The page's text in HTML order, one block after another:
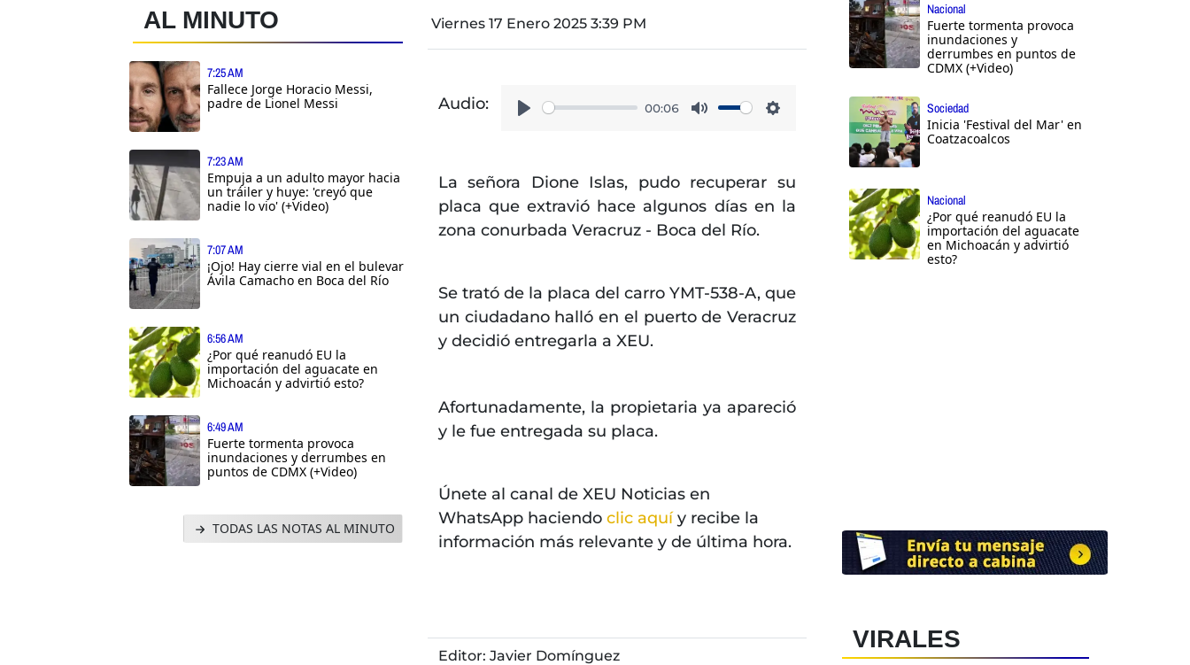
AL MINUTO
7:25 AM
Fallece Jorge Horacio Messi,
padre de Lionel Messi
7:23 AM
Empuja a un adulto mayor hacia
un tráiler y huye: 'creyó que
nadie lo vio' (+Video)
7:07 AM
¡Ojo! Hay cierre vial en el bulevar
Ávila Camacho en Boca del Río
6:56 AM
¿Por qué reanudó EU la
importación del aguacate en
Michoacán y advirtió esto?
6:49 AM
Fuerte tormenta provoca
inundaciones y derrumbes en
puntos de CDMX (+Video)
TODAS LAS NOTAS AL MINUTO
Viernes 17 Enero 2025 3:39 PM
Audio:
00:06
La señora Dione Islas, pudo recuperar su
placa que extravió hace algunos días en la
zona conurbada Veracruz - Boca del Río.
Se trató de la placa del carro YMT-538-A, que
un ciudadano halló en el puerto de Veracruz
y decidió entregarla a XEU.
Afortunadamente, la propietaria ya apareció
y le fue entregada su placa.
Únete al canal de XEU Noticias en
WhatsApp haciendo clic aquíy recibe la
información más relevante y de última hora.
Editor: Javier Domínguez
Nacional
Fuerte tormenta provoca
inundaciones y
derrumbes en puntos de
CDMX (+Video)
Sociedad
Inicia 'Festival del Mar' en
Coatzacoalcos
Nacional
¿Por qué reanudó EU la
importación del aguacate
en Michoacán y advirtió
esto?
VIRALES